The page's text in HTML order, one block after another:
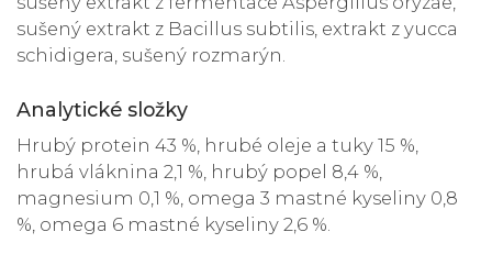
sušený extrakt z Bacillus subtilis, extrakt z yucca
schidigera, sušený rozmarýn.
Analytické složky
Hrubý protein 43 %, hrubé oleje a tuky 15 %,
hrubá vláknina 2,1 %, hrubý popel 8,4 %,
magnesium 0,1 %, omega 3 mastné kyseliny 0,8
%, omega 6 mastné kyseliny 2,6 %.